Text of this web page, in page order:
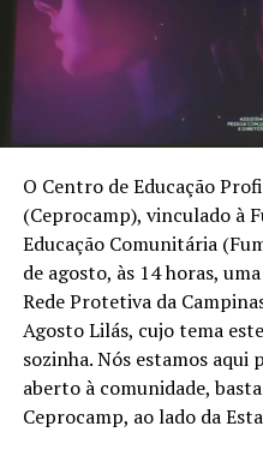
O Centro de Educação
(Ceprocamp), vinculado à
Educação Comunitária
de agosto, às 14 horas,
Rede Protetiva da
Agosto Lilás, cujo tema
sozinha. Nós estamos aqui
aberto à comunidade,
Ceprocamp, ao lado da